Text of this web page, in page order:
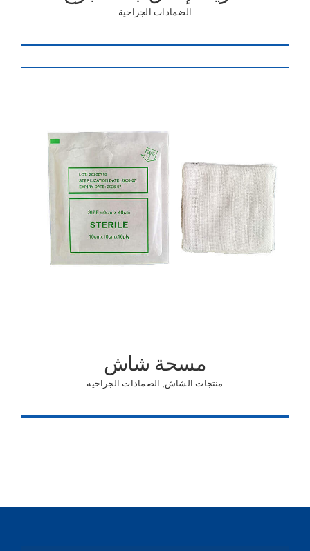
الضمادات الجراحية
مسحة شاش
منتجات الشاش, الضمادات الجراحية